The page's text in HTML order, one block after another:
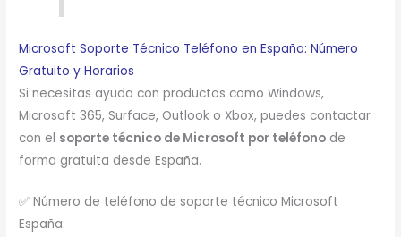
Microsoft Soporte Técnico Teléfono en España: Número
Gratuito y Horarios
Si necesitas ayuda con productos como Windows,
Microsoft 365, Surface, Outlook o Xbox, puedes contactar
con el soporte técnico de Microsoft por teléfono de
forma gratuita desde España.
✅ Número de teléfono de soporte técnico Microsoft
España: